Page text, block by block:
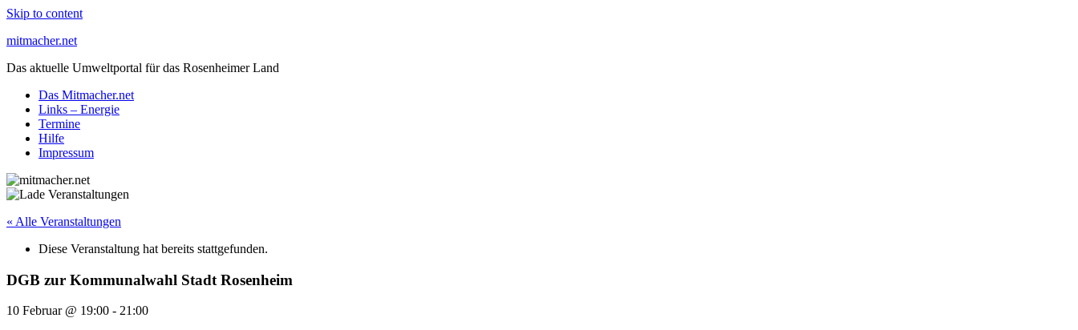
Skip to content
mitmacher.net
Das aktuelle Umweltportal für das Rosenheimer Land
Das Mitmacher.net
Links – Energie
Termine
Hilfe
Impressum
« Alle Veranstaltungen
Diese Veranstaltung hat bereits stattgefunden.
DGB zur Kommunalwahl Stadt Rosenheim
10 Februar @ 19:00 - 21:00